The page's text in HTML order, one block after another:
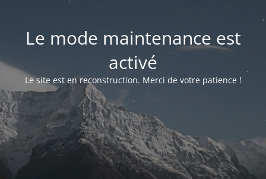
Le mode maintenance est
activé
Le site est en reconstruction. Merci de votre patience !